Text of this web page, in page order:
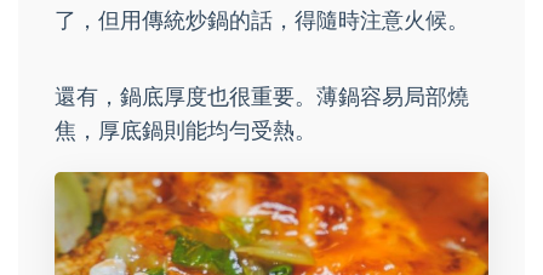
了，但用傳統炒鍋的話，得隨時注意火候。
還有，鍋底厚度也很重要。薄鍋容易局部燒
焦，厚底鍋則能均勻受熱。